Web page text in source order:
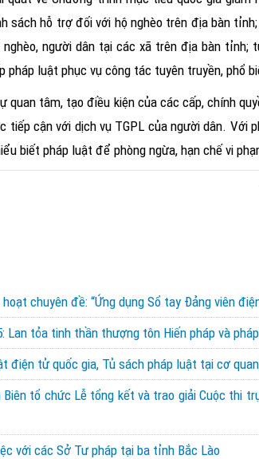
sách hỗ trợ đối với hộ nghèo trên địa bàn
người dân tại các xã trên địa bàn tỉnh;
luật phục vụ công tác tuyên truyền, phổ
quan tâm, tạo điều kiện của các cấp, chính
cận với dịch vụ TGPL của người dân. Với
biết pháp luật để phòng ngừa, hạn chế vi
chuyên đề: “Ứng dụng Sổ tay Đảng viên
Lan tỏa tinh thần thượng tôn Hiến pháp và
điện tử quốc gia, Tủ sách pháp luật tại cơ
tổ chức Lễ tổng kết và trao giải Cuộc thi
với các Sở Tư pháp tại ba tỉnh Bắc Lào